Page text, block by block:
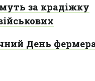
за крадіжку
День